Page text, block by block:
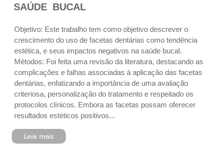
SAÚDE BUCAL
Objetivo: Este trabalho tem como objetivo descrever o
crescimento do uso de facetas dentárias como tendência
estética, e seus impactos negativos na saúde bucal.
Métodos: Foi feita uma revisão da literatura, destacando as
complicações e falhas associadas à aplicação das facetas
dentárias, enfatizando a importância de uma avaliação
criteriosa, personalização do tratamento e respeitado os
protocolos clínicos. Embora as facetas possam oferecer
resultados estéticos positivos...
Leia mais